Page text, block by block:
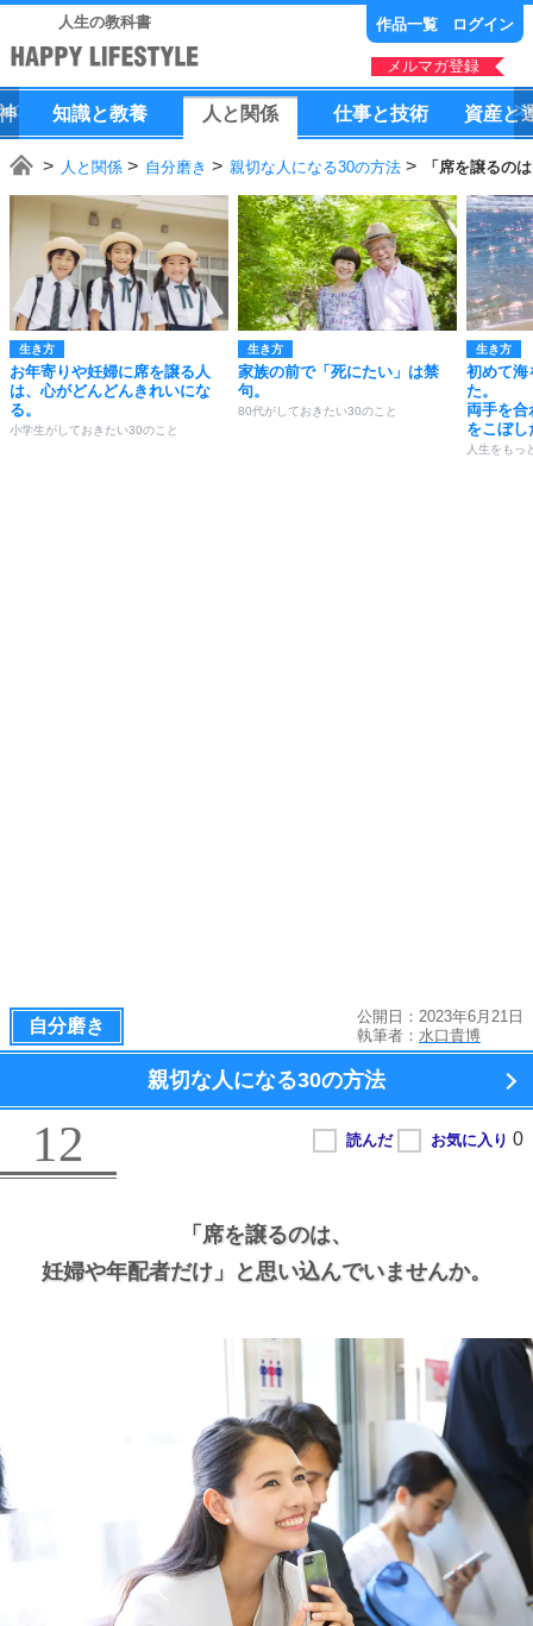
人生の教科書 作品一覧 ログイン
メルマガ登録
知識と教養 人 と 関係 仕事と技術 資産と
人と関係 自分磨き 親切な人になる30の方法 「席を譲るの
生き方
お年寄りや妊婦に席を譲る人
は、心がどんどんきれいにな
る。
小学生がしておきたい30のこと
生き方
家族の前で「死にたい」は禁
句。
80代がしておきたい30のこと
生き方
初めて海
た。
両手を合
をこぼし
人生をもっ
自分磨き
公開日：2023年6月21日
執筆者： 水口貴博
親切な人になる30の方法
12
「席を譲るのは、
妊婦や年配者だけ」と思い込んでいませんか。